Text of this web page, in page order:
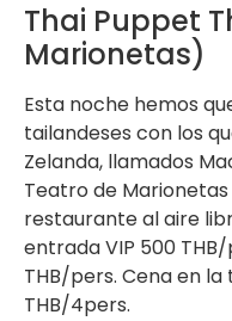
Thai Puppet
Marionetas)
Esta noche hemos
tailandeses con los
Zelanda, llamados
Teatro de
restaurante al aire
entrada VIP 500
THB/pers. Cena en
THB/4pers.